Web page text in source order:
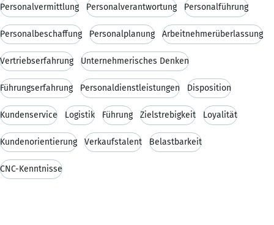
Personalvermittlung Personalverantwortung Personalführung
Personalbeschaffung Personalplanung Arbeitnehmerüberlassung
Vertriebserfahrung Unternehmerisches Denken
Führungserfahrung Personaldienstleistungen Disposition
Kundenservice Logistik Führung Zielstrebigkeit Loyalität
Kundenorientierung Verkaufstalent Belastbarkeit
CNC-Kenntnisse